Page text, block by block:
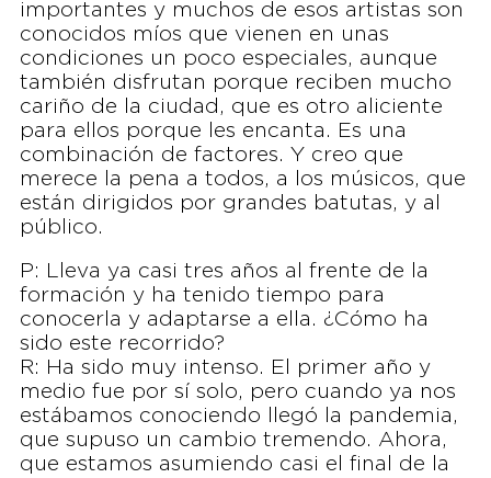
importantes y muchos de esos artistas son
conocidos míos que vienen en unas
condiciones un poco especiales, aunque
también disfrutan porque reciben mucho
cariño de la ciudad, que es otro aliciente
para ellos porque les encanta. Es una
combinación de factores. Y creo que
merece la pena a todos, a los músicos, que
están dirigidos por grandes batutas, y al
público.
P: Lleva ya casi tres años al frente de la
formación y ha tenido tiempo para
conocerla y adaptarse a ella. ¿Cómo ha
sido este recorrido?
R: Ha sido muy intenso. El primer año y
medio fue por sí solo, pero cuando ya nos
estábamos conociendo llegó la pandemia,
que supuso un cambio tremendo. Ahora,
que estamos asumiendo casi el final de la